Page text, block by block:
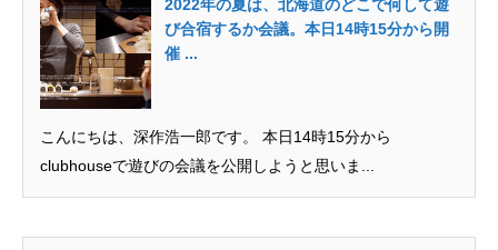
無料で登録したい企業様はこちら
メディア取材受付口はこちら
ンラインアジト】
2022年の夏は、北海道のどこで何して遊
び合宿するか会議。本日14時15分から開
催 ...
こんにちは、深作浩一郎です。 本日14時15分から
clubhouseで遊びの会議を公開しようと思いま...